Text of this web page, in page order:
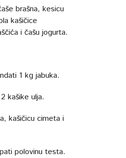
brašna, kesicu
kašičice
i čašu jogurta.
1 kg jabuka.
kašike ulja.
kašičicu cimeta i
polovinu testa.